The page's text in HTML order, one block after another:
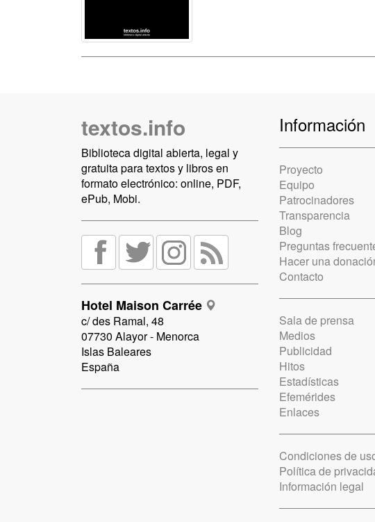
textos.info
Biblioteca digital abierta, legal y
gratuita para textos y libros en
formato electrónico: online, PDF,
ePub, Mobi.
Hotel Maison Carrée
c/ des Ramal, 48
07730 Alayor - Menorca
Islas Baleares
España
Información
Proyecto
Equipo
Patrocinadores
Transparencia
Blog
Preguntas
Hacer una
Contacto
Sala de prensa
Medios
Publicidad
Hitos
Estadísticas
Efemérides
Enlaces
Condiciones de
Política de
Información legal